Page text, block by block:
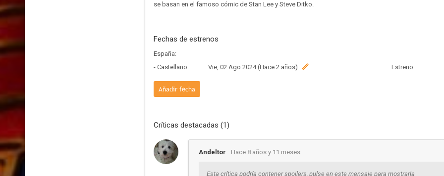
se basan en el famoso cómic de Stan Lee y Steve Ditko.
Fechas de estrenos
España:
- Castellano:
Vie, 02 Ago 2024 (Hace 2 años) Estreno
Añadir fecha
Críticas destacadas (1)
Andeltor Hace 8 años y 11 meses
Esta crítica podría contener spoilers, pulse en este mensaje para mostrarla